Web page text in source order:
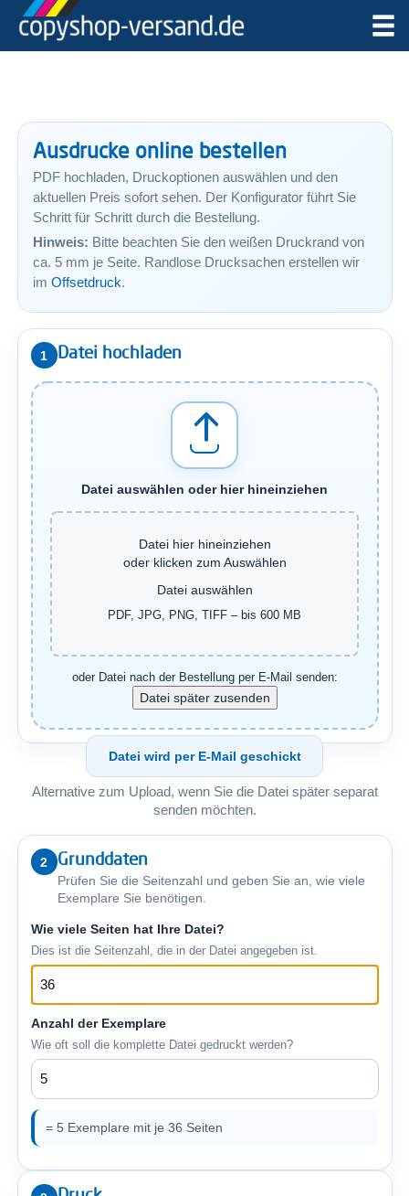
Ausdrucke online bestellen
PDF hochladen, Druckoptionen auswählen und den
aktuellen Preis sofort sehen. Der Konfigurator führt Sie
Schritt für Schritt durch die Bestellung.
Hinweis: Bitte beachten Sie den weißen Druckrand von
ca. 5 mm je Seite. Randlose Drucksachen erstellen wir
imOffsetdruck.
1 Datei hochladen
Datei auswählen oder hier hineinziehen
Datei hier hineinziehen
oder klicken zum Auswählen
Datei auswählen
PDF, JPG, PNG, TIFF – bis 600 MB
oder Datei nach der Bestellung per E-Mail senden:
Datei wird per E-Mail geschickt
Alternative zum Upload, wenn Sie die Datei später separat
senden möchten.
2 Grunddaten
Prüfen Sie die Seitenzahl und geben Sie an, wie viele
Exemplare Sie benötigen.
Wie viele Seiten hat Ihre Datei?
Dies ist die Seitenzahl, die in der Datei angegeben ist.
Anzahl der Exemplare
Wie oft soll die komplette Datei gedruckt werden?
= 5 Exemplare mit je 36 Seiten